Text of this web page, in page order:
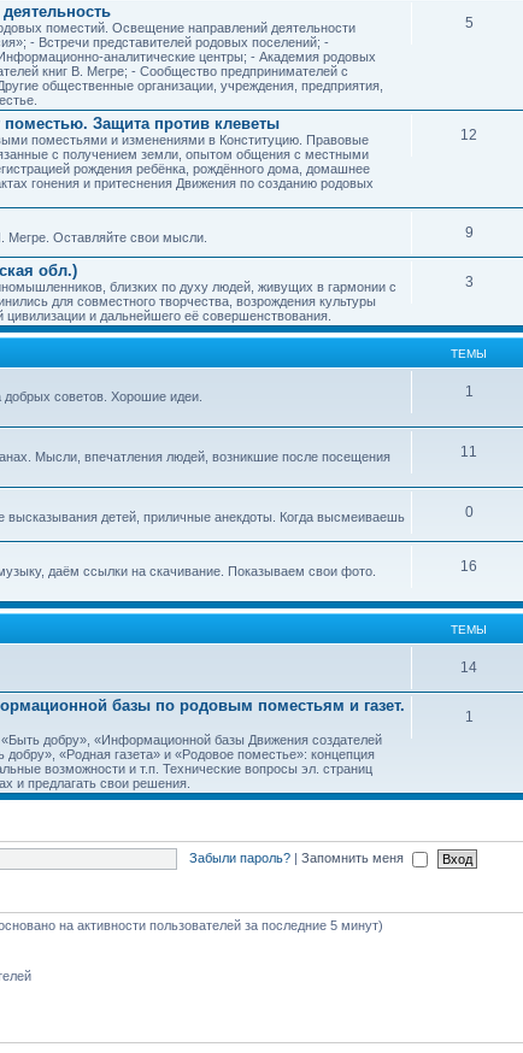
поместий. Освещение направлений деятельности
- Встречи представителей родовых поселений; -
аналитические центры; - Академия родовых
книг В. Мегре; - Сообщество предпринимателей с
общественные организации, учреждения, предприятия,
5
Защита против клеветы
поместьями и изменениями в Конституцию. Правовые
с получением земли, опытом общения с местными
рождения ребёнка, рождённого дома, домашнее
гонения и притеснения Движения по созданию родовых
12
Мегре. Оставляйте свои мысли. 9
обл.)
близких по духу людей, живущих в гармонии с
для совместного творчества, возрождения культуры
и дальнейшего её совершенствования.
3
ТЕМЫ
советов. Хорошие идеи. 1
Мысли, впечатления людей, возникшие после посещения
11
детей, приличные анекдоты. Когда высмеиваешь
0
даём ссылки на скачивание. Показываем свои фото. 16
ТЕМЫ
14
базы по родовым поместьям и газет.
добру», «Информационной базы Движения создателей
«Родная газета» и «Родовое поместье»: концепция
возможности и т.п. Технические вопросы эл. страниц
и предлагать свои решения.
1
Забыли пароль? | Запомнить меня
на активности пользователей за последние 5 минут)